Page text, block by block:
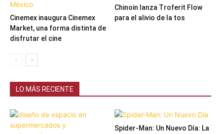
Cinemex inaugura Cinemex
Market, una forma distinta de
disfrutar el cine
Chinoin lanza Troferit Flow
para el alivio de la tos
LO MÁS RECIENTE
Spider-Man: Un Nuevo Día: La